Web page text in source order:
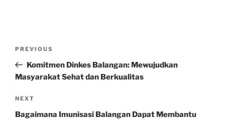
Previous
Post
PREVIOUS
Komitmen Dinkes Balangan: Mewujudkan
Masyarakat Sehat dan Berkualitas
Next
Post
NEXT
Bagaimana Imunisasi Balangan Dapat Membantu